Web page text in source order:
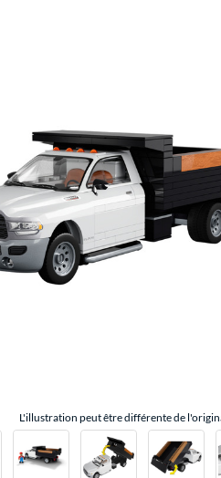
L'illustration peut être différente de